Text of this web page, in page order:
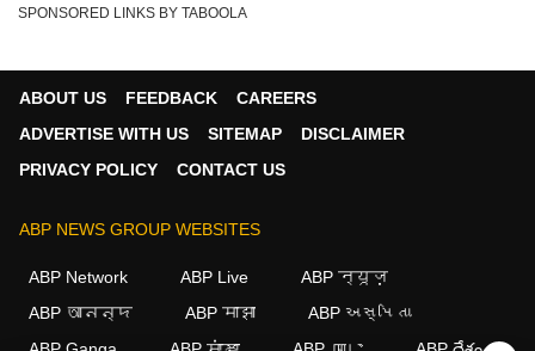
SPONSORED LINKS BY TABOOLA
ABOUT US FEEDBACK
CAREERS
ADVERTISE WITH US
SITEMAP
DISCLAIMER
PRIVACY POLICY
CONTACT US
ABP NEWS GROUP WEBSITES
ABP Network ABP Live
ABP न्यूज़
ABP আনন্দ
ABP माझा
ABP અસ્મિતા